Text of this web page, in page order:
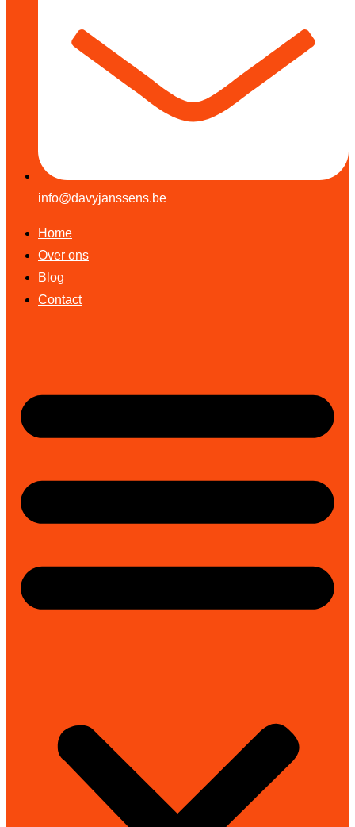
info@davyjanssens.be
Home
Over ons
Blog
Contact